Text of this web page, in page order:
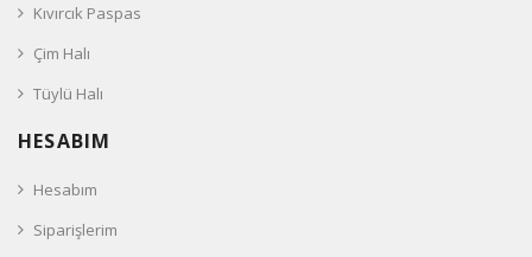
Kıvırcık Paspas
Çim Halı
Tüylü Halı
HESABIM
Hesabım
Siparişlerim